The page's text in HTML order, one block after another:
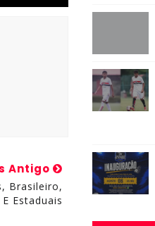
Antigo
Brasileiro,
Estaduais